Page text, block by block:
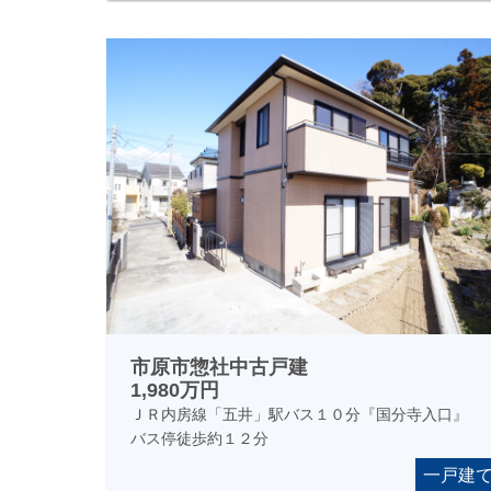
市原市惣社中古戸建
1,980万円
ＪＲ内房線「五井」駅バス１０分『国分寺入口』
バス停徒歩約１２分
一戸建